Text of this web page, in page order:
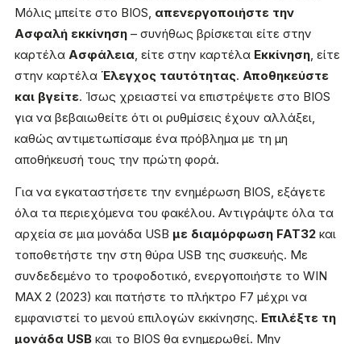
Μόλις μπείτε στο BIOS, απενεργοποιήστε την
Ασφαλή εκκίνηση – συνήθως βρίσκεται είτε στην
καρτέλα Ασφάλεια, είτε στην καρτέλα Εκκίνηση, είτε
στην καρτέλα Έλεγχος ταυτότητας. Αποθηκεύστε
και βγείτε. Ίσως χρειαστεί να επιστρέψετε στο BIOS
για να βεβαιωθείτε ότι οι ρυθμίσεις έχουν αλλάξει,
καθώς αντιμετωπίσαμε ένα πρόβλημα με τη μη
αποθήκευσή τους την πρώτη φορά.
Για να εγκαταστήσετε την ενημέρωση BIOS, εξάγετε
όλα τα περιεχόμενα του φακέλου. Αντιγράψτε όλα τα
αρχεία σε μια μονάδα USB με διαμόρφωση FAT32 και
τοποθετήστε την στη θύρα USB της συσκευής. Με
συνδεδεμένο το τροφοδοτικό, ενεργοποιήστε το WIN
MAX 2 (2023) και πατήστε το πλήκτρο F7 μέχρι να
εμφανιστεί το μενού επιλογών εκκίνησης. Επιλέξτε τη
μονάδα USB και το BIOS θα ενημερωθεί. Μην